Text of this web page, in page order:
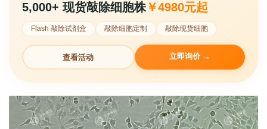
5,000+ 现货敲除细胞株￥4980元起
Flash 敲除试剂盒 敲除细胞定制 敲除现货细胞
查看活动 立即询价 →